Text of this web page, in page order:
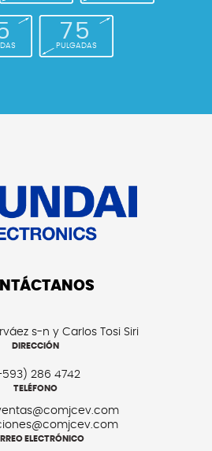
75
PULGADAS
s-n y Carlos Tosi Siri
DIRECCIÓN
286 4742
TELÉFONO
ELECTRÓNICO